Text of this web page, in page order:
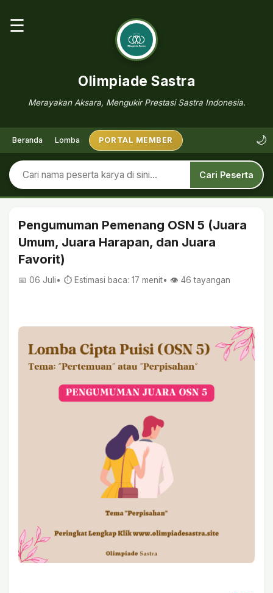
☰
Olimpiade Sastra
Merayakan Aksara, Mengukir Prestasi Sastra Indonesia.
Beranda Lomba PORTAL MEMBER 🌙
Cari Peserta
Pengumuman Pemenang OSN 5 (Juara
Umum, Juara Harapan, dan Juara
Favorit)
📅 06 Juli• ⏱ Estimasi baca: 17 menit• 👁️ 46 tayangan